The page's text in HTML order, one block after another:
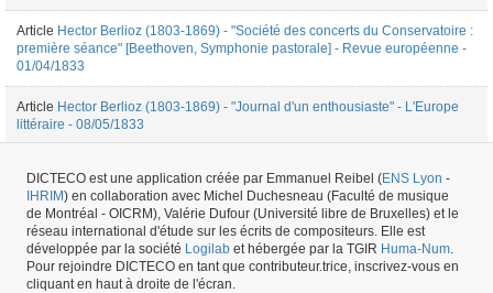
Article Hector Berlioz (1803-1869) - "Société des concerts du Conservatoire :
première séance" [Beethoven, Symphonie pastorale] - Revue européenne -
01/04/1833
Article Hector Berlioz (1803-1869) - "Journal d'un enthousiaste" - L'Europe
littéraire - 08/05/1833
764résultats
Auteur #1998 - dernière mise à jour 14/10/2020,créé le 08/11/2016 par
Emmanuel Reibel
DICTECO est une application créée par Emmanuel Reibel (ENS Lyon -
IHRIM) en collaboration avec Michel Duchesneau (Faculté de musique
de Montréal - OICRM), Valérie Dufour (Université libre de Bruxelles) et le
réseau international d'étude sur les écrits de compositeurs. Elle est
développée par la société Logilab et hébergée par la TGIR Huma-Num
Pour rejoindre DICTECO en tant que contributeur.trice, inscrivez-vous en
cliquant en haut à droite de l'écran.